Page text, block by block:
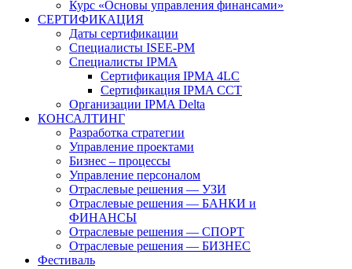
Курс «Основы управления финансами»
СЕРТИФИКАЦИЯ
Даты сертификации
Специалисты ISEE-PM
Специалисты IPMA
Сертификация IPMA 4LC
Сертификация IPMA CCT
Организации IPMA Delta
КОНСАЛТИНГ
Разработка стратегии
Управление проектами
Бизнес – процессы
Управление персоналом
Отраслевые решения — УЗИ
Отраслевые решения — БАНКИ и
ФИНАНСЫ
Отраслевые решения — СПОРТ
Отраслевые решения — БИЗНЕС
Фестиваль